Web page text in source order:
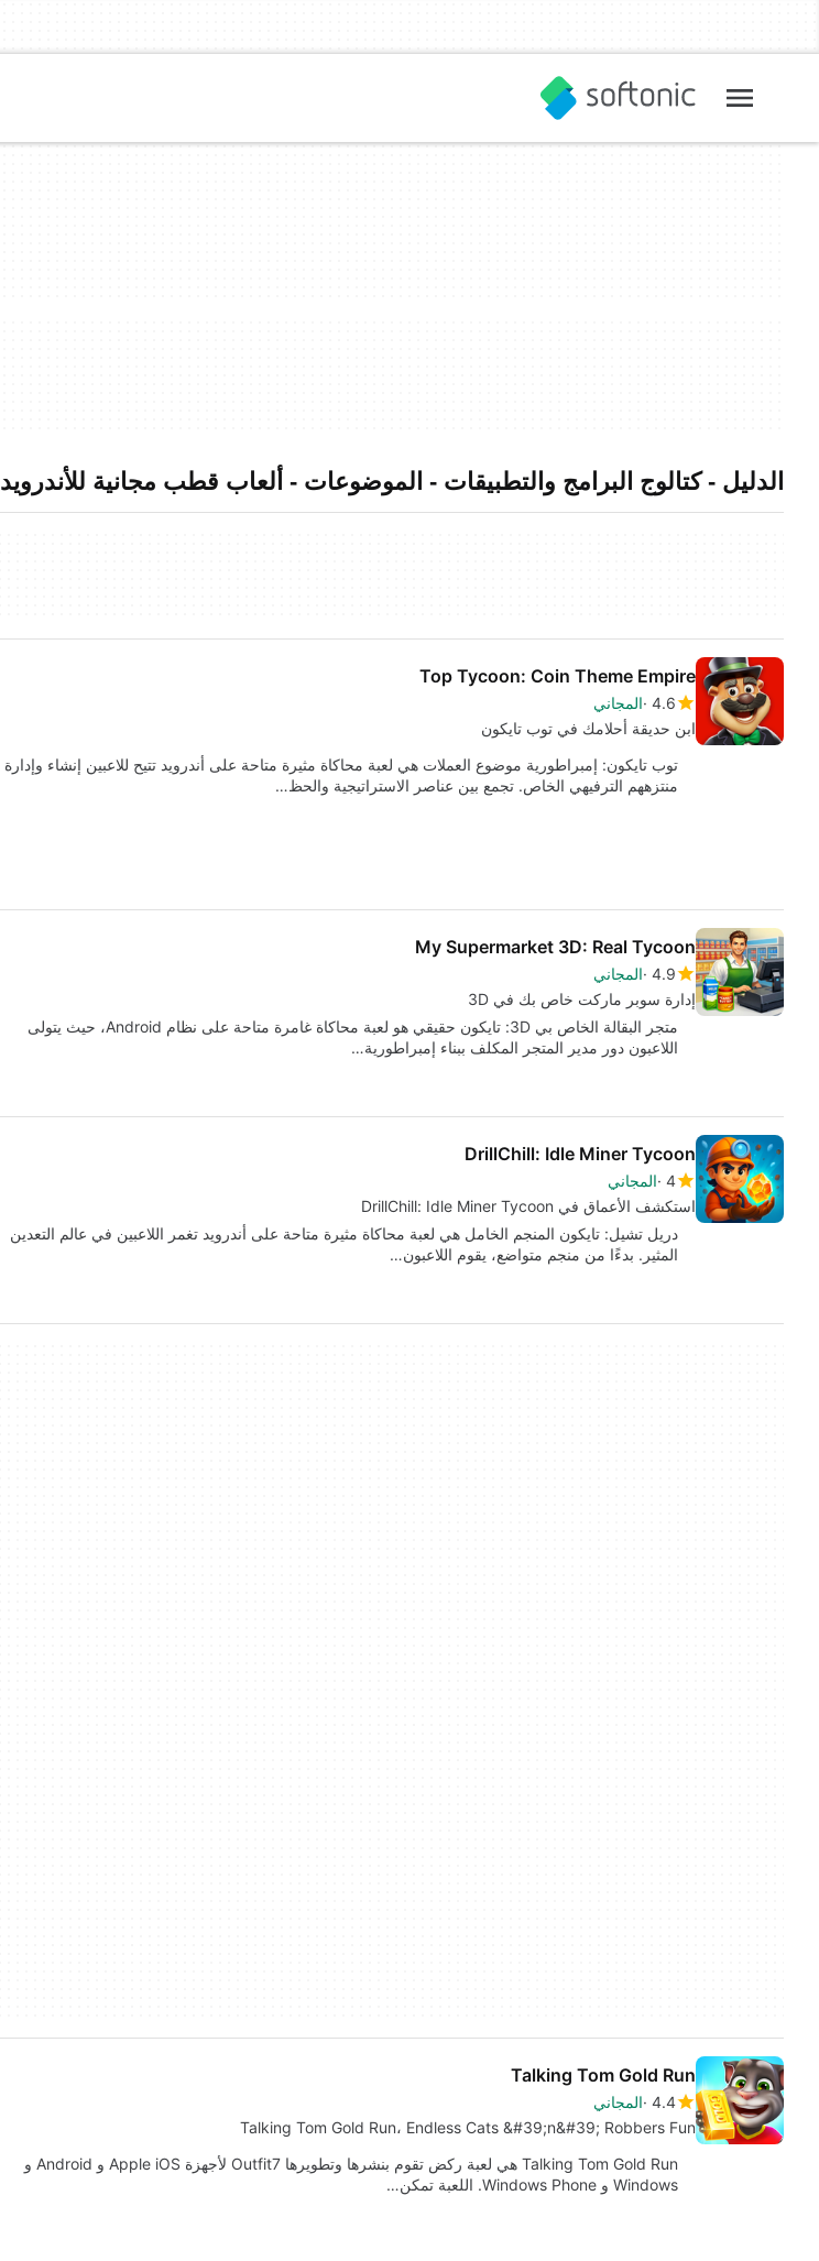
الدليل - كتالوج البرامج والتطبيقات - الموضوعات - ألعاب قطب مجانية للأندرويد
Top Tycoon: Coin Theme Empire
4.6 المجاني
ابنِ حديقة أحلامك في توب تايكون
توب تايكون: إمبراطورية موضوع العملات هي لعبة محاكاة مثيرة متاحة على أندرويد تتيح للاعبين إنشاء وإدارة
منتزههم الترفيهي الخاص. تجمع بين عناصر الاستراتيجية والحظ…
My Supermarket 3D: Real Tycoon
4.9 المجاني
إدارة سوبر ماركت خاص بك في 3D
متجر البقالة الخاص بي 3D: تايكون حقيقي هو لعبة محاكاة غامرة متاحة على نظام Android، حيث يتولى
اللاعبون دور مدير المتجر المكلف ببناء إمبراطورية…
DrillChill: Idle Miner Tycoon
4 المجاني
استكشف الأعماق في DrillChill: Idle Miner Tycoon
دريل تشيل: تايكون المنجم الخامل هي لعبة محاكاة مثيرة متاحة على أندرويد تغمر اللاعبين في عالم التعدين
المثير. بدءًا من منجم متواضع، يقوم اللاعبون…
Talking Tom Gold Run
4.4 المجاني
Talking Tom Gold Run، Endless Cats &#39;n&#39; Robbers Fun
Talking Tom Gold Run هي لعبة ركض تقوم بنشرها وتطويرها Outfit7 لأجهزة Apple iOS و Android و
Windows و Windows Phone. اللعبة تمكن…